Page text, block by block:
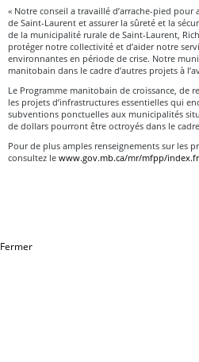
« Notre conseil a travaillé d’arrache-pied
de Saint-Laurent et assurer la sûreté et la
de la municipalité rurale de Saint-Laurent,
protéger notre collectivité et d’aider notre
environnantes en période de crise. Notre
manitobain dans le cadre d’autres projets à
Le Programme manitobain de croissance, de
les projets d’infrastructures essentielles qui
subventions ponctuelles aux municipalités
de dollars pourront être octroyés dans le
Pour de plus amples renseignements sur les
consultez le www.gov.mb.ca/mr/mfpp/
Fermer